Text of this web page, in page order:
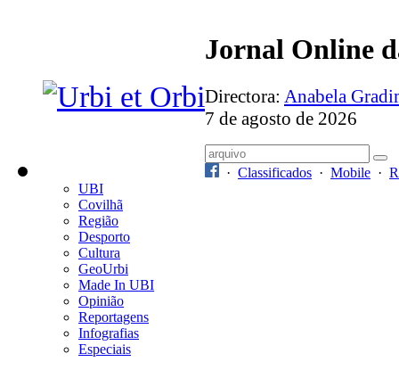
Jornal Online
Directora: Anabela
7 de agosto de 2026
· Classificados · Mobile ·
UBI
Covilhã
Região
Desporto
Cultura
GeoUrbi
Made In UBI
Opinião
Reportagens
Infografias
Especiais